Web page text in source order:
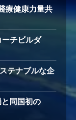
療健康力量共
ーチビルダ
テナブルな企
同国初の